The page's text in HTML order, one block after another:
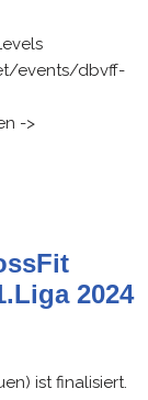
events/dbvff-
->
2024
ist finalisiert.